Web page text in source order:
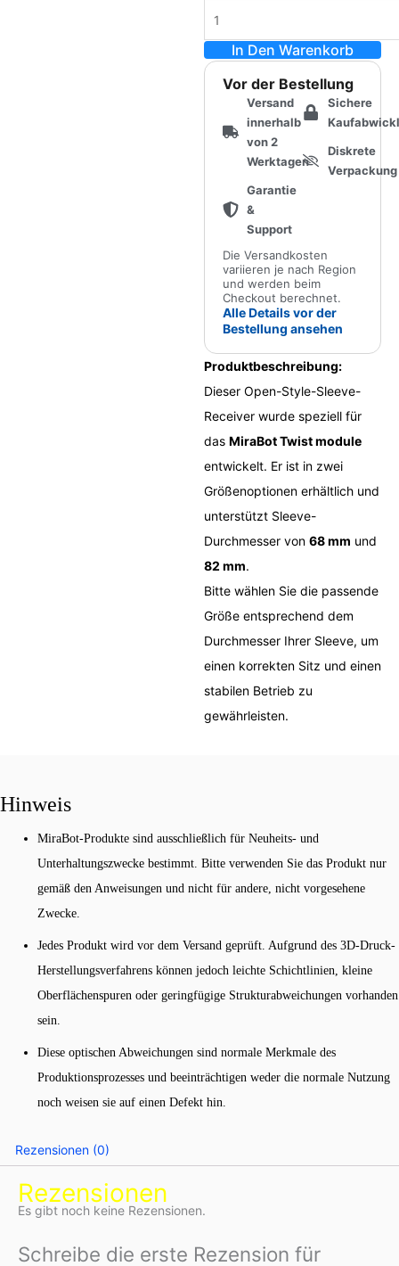
In Den Warenkorb
Vor der Bestellung
Versand
innerhalb
von 2
Werktagen
Garantie
&
Support
Sichere
Diskrete
Verpackung
Die Versandkosten
variieren je nach Region
und werden beim
Checkout berechnet.
Alle Details vor der
Bestellung ansehen
Produktbeschreibung:
Dieser Open-Style-Sleeve-
Receiver wurde speziell für
das MiraBot Twist module
entwickelt. Er ist in zwei
Größenoptionen erhältlich und
unterstützt Sleeve-
Durchmesser von 68 mm und
82 mm.
Bitte wählen Sie die passende
Größe entsprechend dem
Durchmesser Ihrer Sleeve, um
einen korrekten Sitz und einen
stabilen Betrieb zu
gewährleisten.
Hinweis
MiraBot-Produkte sind ausschließlich für Neuheits- und
Unterhaltungszwecke bestimmt. Bitte verwenden Sie das Produkt nur
gemäß den Anweisungen und nicht für andere, nicht vorgesehene
Zwecke.
Jedes Produkt wird vor dem Versand geprüft. Aufgrund des 3D-Druck-
Herstellungsverfahrens können jedoch leichte Schichtlinien, kleine
Oberflächenspuren oder geringfügige Strukturabweichungen vorhanden
sein.
Diese optischen Abweichungen sind normale Merkmale des
Produktionsprozesses und beeinträchtigen weder die normale Nutzung
noch weisen sie auf einen Defekt hin.
Rezensionen (0)
Rezensionen
Es gibt noch keine Rezensionen.
Schreibe die erste Rezension für